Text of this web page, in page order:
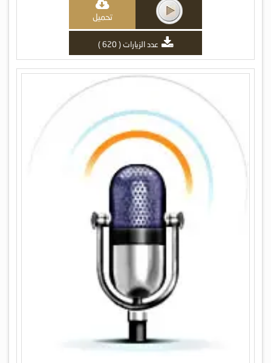
تحميل
عدد الزيارات ( 620 )